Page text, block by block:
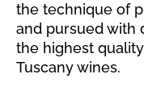
the technique of
and pursued with
the highest
Tuscany wines.